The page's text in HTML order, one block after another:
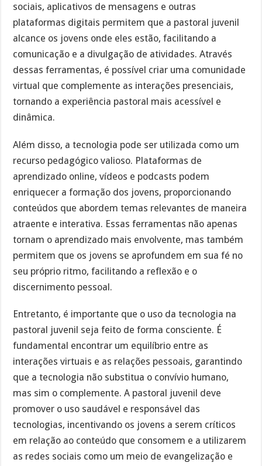
sociais, aplicativos de mensagens e outras
plataformas digitais permitem que a pastoral juvenil
alcance os jovens onde eles estão, facilitando a
comunicação e a divulgação de atividades. Através
dessas ferramentas, é possível criar uma comunidade
virtual que complemente as interações presenciais,
tornando a experiência pastoral mais acessível e
dinâmica.
Além disso, a tecnologia pode ser utilizada como um
recurso pedagógico valioso. Plataformas de
aprendizado online, vídeos e podcasts podem
enriquecer a formação dos jovens, proporcionando
conteúdos que abordem temas relevantes de maneira
atraente e interativa. Essas ferramentas não apenas
tornam o aprendizado mais envolvente, mas também
permitem que os jovens se aprofundem em sua fé no
seu próprio ritmo, facilitando a reflexão e o
discernimento pessoal.
Entretanto, é importante que o uso da tecnologia na
pastoral juvenil seja feito de forma consciente. É
fundamental encontrar um equilíbrio entre as
interações virtuais e as relações pessoais, garantindo
que a tecnologia não substitua o convívio humano,
mas sim o complemente. A pastoral juvenil deve
promover o uso saudável e responsável das
tecnologias, incentivando os jovens a serem críticos
em relação ao conteúdo que consomem e a utilizarem
as redes sociais como um meio de evangelização e